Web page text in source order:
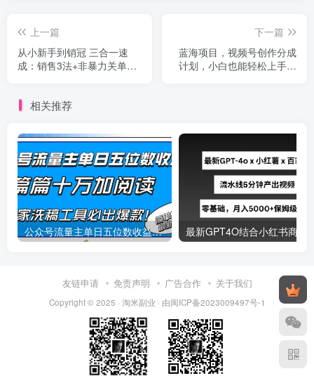
上一篇
从小新手到销冠 三合一速
成：销售3法+非暴力关单法
下一篇
蓝海项目，视频号创作分成
计划，小白也能轻松上手，
相关推荐
公众号流量主单日五位数收益，篇篇十万加阅读独家洗稿工具必出爆款！
友链申请 免责声明 广告合作 关于我们
Copyright © 2025 · 淘米副业 · 由闽ICP备2023009497号-1